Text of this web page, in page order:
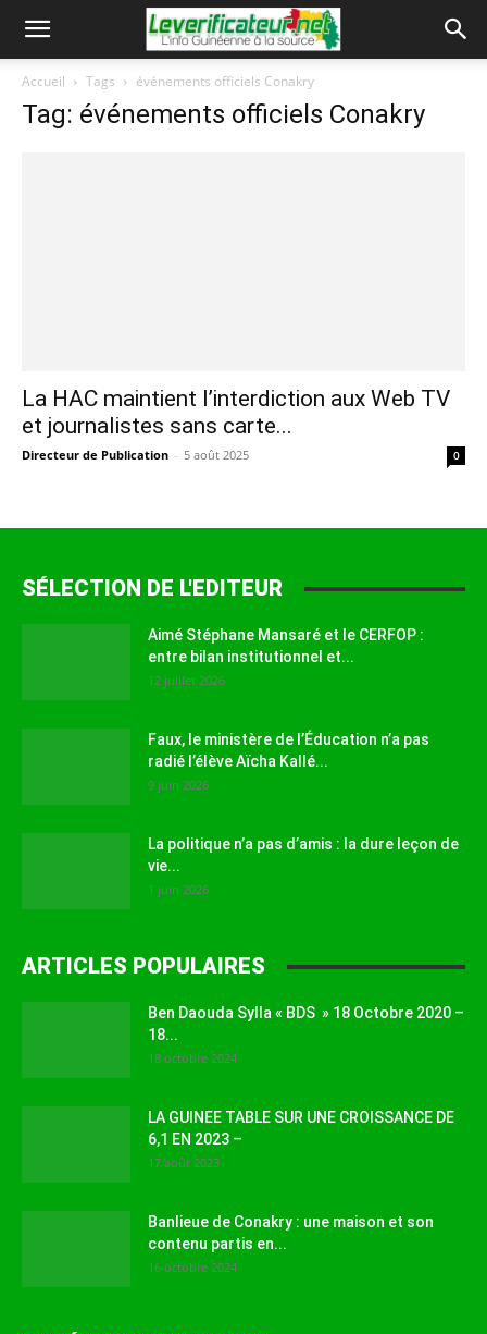
Accueil Tags événements officiels Conakry
Tag: événements officiels Conakry
La HAC maintient l’interdiction aux Web TV
et journalistes sans carte...
Directeur de Publication - 5 août 2025 0
SÉLECTION DE L'EDITEUR
Aimé Stéphane Mansaré et le CERFOP :
entre bilan institutionnel et...
12 juillet 2026
Faux, le ministère de l’Éducation n’a pas
radié l’élève Aïcha Kallé...
9 juin 2026
La politique n’a pas d’amis : la dure leçon de
vie...
1 juin 2026
ARTICLES POPULAIRES
Ben Daouda Sylla « BDS » 18 Octobre 2020 –
18...
18 octobre 2024
LA GUINEE TABLE SUR UNE CROISSANCE DE
6,1 EN 2023 –
17 août 2023
Banlieue de Conakry : une maison et son
contenu partis en...
16 octobre 2024